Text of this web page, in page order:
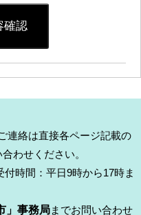
確認
連絡は直接各ページ記載の
わせください。
時間：平日9時から17時ま
」事務局までお問い合わせ